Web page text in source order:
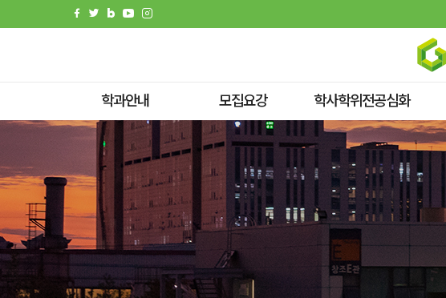
학과안내 모집요강 학사학위전공심화